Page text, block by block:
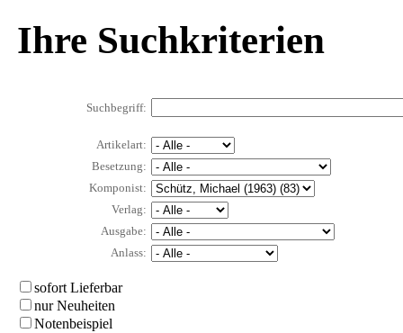
Ihre Suchkriterien
Suchbegriff:
Artikelart:
Besetzung:
Komponist:
Verlag:
Ausgabe:
Anlass:
sofort Lieferbar
nur Neuheiten
Notenbeispiel